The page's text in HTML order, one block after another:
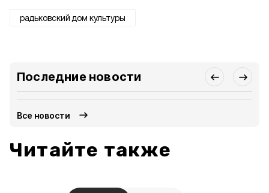
радьковский дом культуры
Последние новости
Все новости
Читайте также